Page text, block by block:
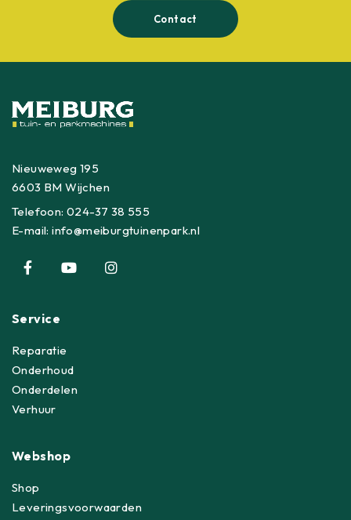
Contact
Nieuweweg 195
6603 BM Wijchen
Telefoon:024-37 38 555
E-mail:info@meiburgtuinenpark.nl
Service
Reparatie
Onderhoud
Onderdelen
Verhuur
Webshop
Shop
Leveringsvoorwaarden